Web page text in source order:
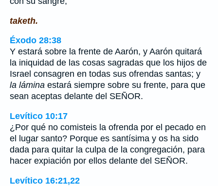
taketh.
Éxodo 28:38
Y estará sobre la frente de Aarón, y Aarón quitará
la iniquidad de las cosas sagradas que los hijos de
Israel consagren en todas sus ofrendas santas; y
la lámina estará siempre sobre su frente, para que
sean aceptas delante del SEÑOR.
Levítico 10:17
¿Por qué no comisteis la ofrenda por el pecado en
el lugar santo? Porque es santísima y os ha sido
dada para quitar la culpa de la congregación, para
hacer expiación por ellos delante del SEÑOR.
Levítico 16:21,22